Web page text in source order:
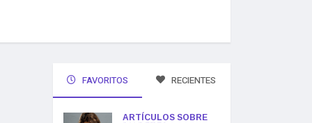
FAVORITOS RECIENTES
ARTÍCULOS SOBRE